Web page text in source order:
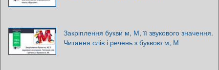
Закріплення букви м, М, її звукового значення.
Читання слів і речень з буквою м, М